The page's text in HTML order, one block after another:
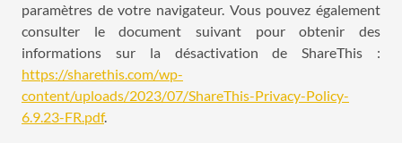
paramètres de votre navigateur. Vous pouvez également
consulter le document suivant pour obtenir des
informations sur la désactivation de ShareThis :
https://sharethis.com/wp-
content/uploads/2023/07/ShareThis-Privacy-Policy-
6.9.23-FR.pdf.